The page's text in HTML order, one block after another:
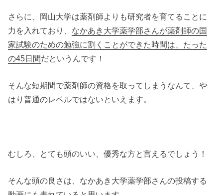
さらに、岡山大学は薬剤師よりも研究者を育てることに
力を入れており、 なかあき大学薬学部さんが薬剤師の国
家試験のための勉強に割くことができた時間は、たった
の45日間だというんです！
そんな短期間で薬剤師の資格を取ってしまうなんて、や
はり普通のレベルではないといえます。
むしろ、とても頭のいい、優秀な方と言えるでしょう！
そんな頭の良さは、なかあき大学薬学部さんの投稿する